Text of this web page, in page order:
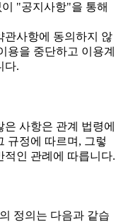
"공지사항"을 통해
사항에 동의하지 않
용을 중단하고 이용계
다.
사항은 관계 법령에
규정에 따르며, 그렇
적인 관례에 따릅니다.
정의는 다음과 같습